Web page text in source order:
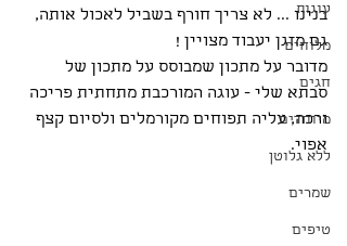
עוגות
מלוחים
חגים
מיוחדים
ללא גלוטן
שמרים
טיפים
בנינו ... לא צריך חורף בשביל לאכול אותה,
גם מזגן יעבוד מצויין !
מדובר על מתכון שמבוסס על מתכון של
סבתא שלי - עוגה המורכבת מתחתית פריכה
ורכה, עליה תפוחים מקורמלים ולסיום קצף
אפוי.